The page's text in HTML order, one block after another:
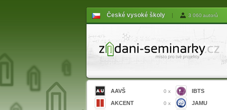
České vysoké školy | 3 060 autorů
AAVŠ 0 x
AKCENT 0 x
IBTS
JAMU